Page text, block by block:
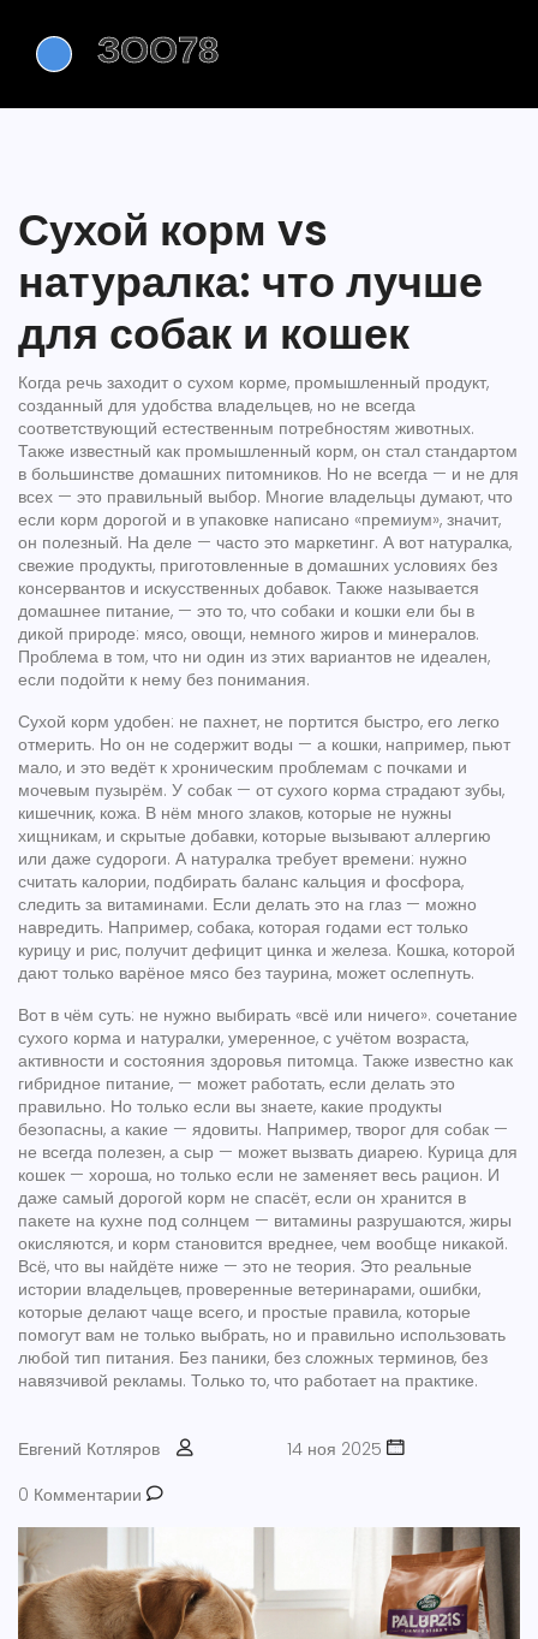
Сухой корм vs
натуралка: что лучше
для собак и кошек
Когда речь заходит о сухом корме, промышленный продукт,
созданный для удобства владельцев, но не всегда
соответствующий естественным потребностям животных.
Также известный как промышленный корм, он стал стандартом
в большинстве домашних питомников. Но не всегда — и не для
всех — это правильный выбор. Многие владельцы думают, что
если корм дорогой и в упаковке написано «премиум», значит,
он полезный. На деле — часто это маркетинг. А вот натуралка,
свежие продукты, приготовленные в домашних условиях без
консервантов и искусственных добавок. Также называется
домашнее питание, — это то, что собаки и кошки ели бы в
дикой природе: мясо, овощи, немного жиров и минералов.
Проблема в том, что ни один из этих вариантов не идеален,
если подойти к нему без понимания.
Сухой корм удобен: не пахнет, не портится быстро, его легко
отмерить. Но он не содержит воды — а кошки, например, пьют
мало, и это ведёт к хроническим проблемам с почками и
мочевым пузырём. У собак — от сухого корма страдают зубы,
кишечник, кожа. В нём много злаков, которые не нужны
хищникам, и скрытые добавки, которые вызывают аллергию
или даже судороги. А натуралка требует времени: нужно
считать калории, подбирать баланс кальция и фосфора,
следить за витаминами. Если делать это на глаз — можно
навредить. Например, собака, которая годами ест только
курицу и рис, получит дефицит цинка и железа. Кошка, которой
дают только варёное мясо без таурина, может ослепнуть.
Вот в чём суть: не нужно выбирать «всё или ничего». сочетание
сухого корма и натуралки, умеренное, с учётом возраста,
активности и состояния здоровья питомца. Также известно как
гибридное питание, — может работать, если делать это
правильно. Но только если вы знаете, какие продукты
безопасны, а какие — ядовиты. Например, творог для собак —
не всегда полезен, а сыр — может вызвать диарею. Курица для
кошек — хороша, но только если не заменяет весь рацион. И
даже самый дорогой корм не спасёт, если он хранится в
пакете на кухне под солнцем — витамины разрушаются, жиры
окисляются, и корм становится вреднее, чем вообще никакой.
Всё, что вы найдёте ниже — это не теория. Это реальные
истории владельцев, проверенные ветеринарами, ошибки,
которые делают чаще всего, и простые правила, которые
помогут вам не только выбрать, но и правильно использовать
любой тип питания. Без паники, без сложных терминов, без
навязчивой рекламы. Только то, что работает на практике.
Евгений Котляров
14 ноя 2025
0 Комментарии